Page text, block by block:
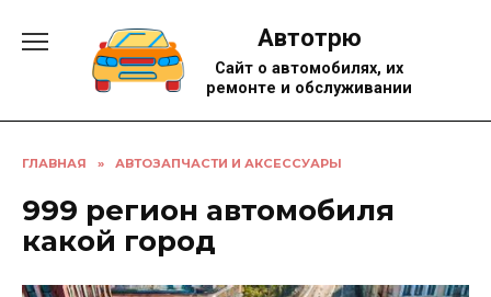
содержанию
Автотрю
Сайт о автомобилях, их
ремонте и обслуживании
ГЛАВНАЯ » АВТОЗАПЧАСТИ И АКСЕССУАРЫ
999 регион автомобиля
какой город